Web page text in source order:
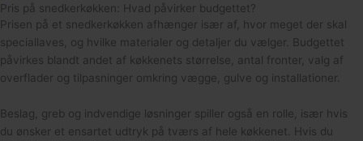
Pris på snedkerkøkken: Hvad påvirker budgettet?
Prisen på et snedkerkøkken afhænger især af, hvor meget der skal
speciallaves, og hvilke materialer og detaljer du vælger. Budgettet
påvirkes blandt andet af køkkenets størrelse, antal fronter, valg af
overflader og tilpasninger omkring vægge, gulve og installationer.
Beslag, greb og indvendige løsninger spiller også en rolle, især hvis
du ønsker et ensartet udtryk på tværs af hele køkkenet. Hvis du